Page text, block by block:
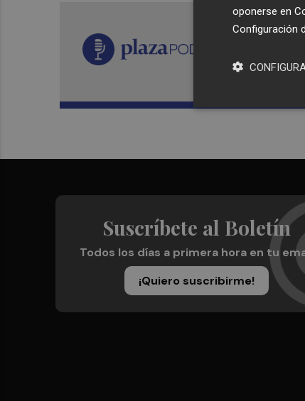
Suscríbete al Boletín
Todos los días a primera hora en tu
¡Quiero suscribirme!
oponerse en
Configuración